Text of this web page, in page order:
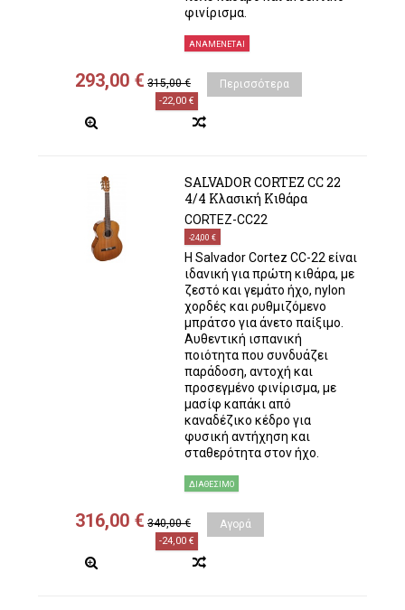
φινίρισμα.
ΑΝΑΜΈΝΕΤΑΙ
293,00 € 315,00 €
-22,00 €
Περισσότερα
SALVADOR CORTEZ CC 22
4/4 Κλασική Κιθάρα
CORTEZ-CC22
-24,00 €
Η Salvador Cortez CC-22 είναι
ιδανική για πρώτη κιθάρα, με
ζεστό και γεμάτο ήχο, nylon
χορδές και ρυθμιζόμενο
μπράτσο για άνετο παίξιμο.
Αυθεντική ισπανική
ποιότητα που συνδυάζει
παράδοση, αντοχή και
προσεγμένο φινίρισμα, με
μασίφ καπάκι από
καναδέζικο κέδρο για
φυσική αντήχηση και
σταθερότητα στον ήχο.
ΔΙΑΘΈΣΙΜΟ
316,00 € 340,00 €
-24,00 €
Αγορά